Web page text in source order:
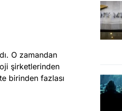
O zamandan
şirketlerinden
birinden fazlası